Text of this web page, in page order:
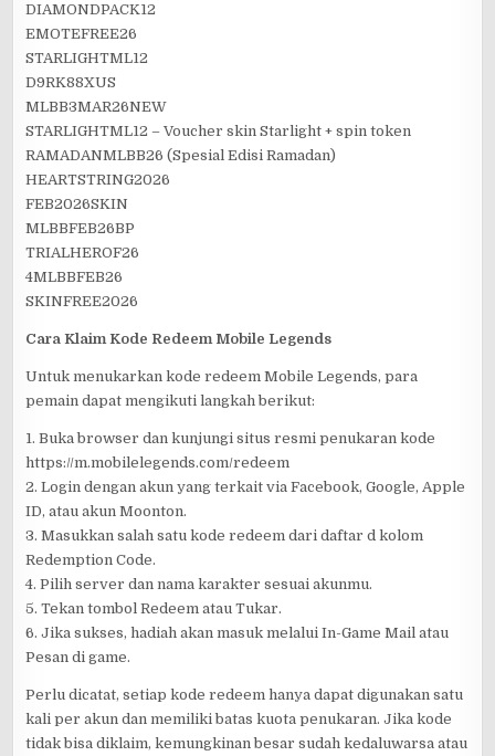
DIAMONDPACK12
EMOTEFREE26
STARLIGHTML12
D9RK88XUS
MLBB3MAR26NEW
STARLIGHTML12 – Voucher skin Starlight + spin token
RAMADANMLBB26 (Spesial Edisi Ramadan)
HEARTSTRING2026
FEB2026SKIN
MLBBFEB26BP
TRIALHEROF26
4MLBBFEB26
SKINFREE2026
Cara Klaim Kode Redeem Mobile Legends
Untuk menukarkan kode redeem Mobile Legends, para
pemain dapat mengikuti langkah berikut:
1. Buka browser dan kunjungi situs resmi penukaran kode
https://m.mobilelegends.com/redeem
2. Login dengan akun yang terkait via Facebook, Google, Apple
ID, atau akun Moonton.
3. Masukkan salah satu kode redeem dari daftar d kolom
Redemption Code.
4. Pilih server dan nama karakter sesuai akunmu.
5. Tekan tombol Redeem atau Tukar.
6. Jika sukses, hadiah akan masuk melalui In-Game Mail atau
Pesan di game.
Perlu dicatat, setiap kode redeem hanya dapat digunakan satu
kali per akun dan memiliki batas kuota penukaran. Jika kode
tidak bisa diklaim, kemungkinan besar sudah kedaluwarsa atau